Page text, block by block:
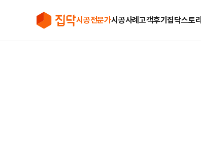
시공전문가시공사례고객후기집닥스토리